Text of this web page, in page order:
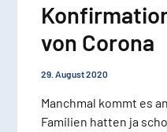
von Corona
29. August 2020
Manchmal kommt es
Familien hatten ja